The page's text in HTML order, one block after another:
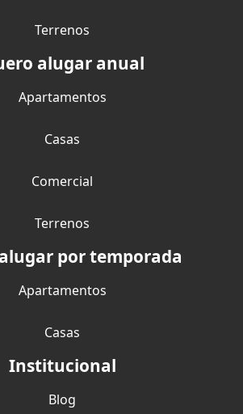
Terrenos
alugar anual
Apartamentos
Casas
Comercial
Terrenos
por temporada
Apartamentos
Casas
Institucional
Blog